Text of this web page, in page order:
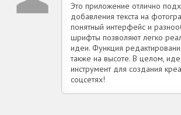
Это приложение отлично
добавления текста на
понятный интерфейс и
шрифты позволяют легко
идеи. Функция
также на высоте. В целом,
инструмент для создания
соцсетях!